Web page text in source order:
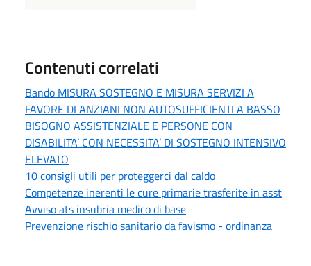
Contenuti correlati
Bando MISURA SOSTEGNO E MISURA SERVIZI A
FAVORE DI ANZIANI NON AUTOSUFFICIENTI A BASSO
BISOGNO ASSISTENZIALE E PERSONE CON
DISABILITA’ CON NECESSITA’ DI SOSTEGNO INTENSIVO
ELEVATO
10 consigli utili per proteggerci dal caldo
Competenze inerenti le cure primarie trasferite in asst
Avviso ats insubria medico di base
Prevenzione rischio sanitario da favismo - ordinanza